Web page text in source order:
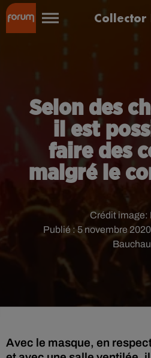
Collector
Selon des
il est
faire des
malgré le
Publié : 5 novembre
Crédit image:
Avec le masque, en